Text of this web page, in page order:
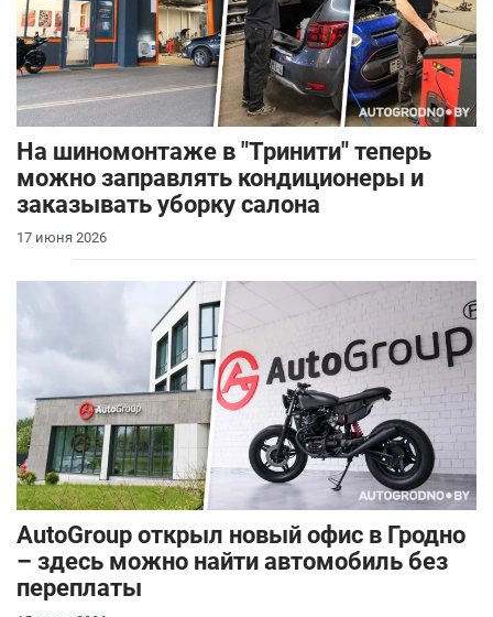
На шиномонтаже в "Тринити" теперь
можно заправлять кондиционеры и
заказывать уборку салона
17 июня 2026
AutoGroup открыл новый офис в Гродно
– здесь можно найти автомобиль без
переплаты